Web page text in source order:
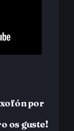
por
os guste!